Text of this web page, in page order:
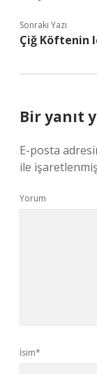
Sonraki Yazı
Çiğ Köftenin
Bir yanıt
E-posta
ile
Yorum
İsim*